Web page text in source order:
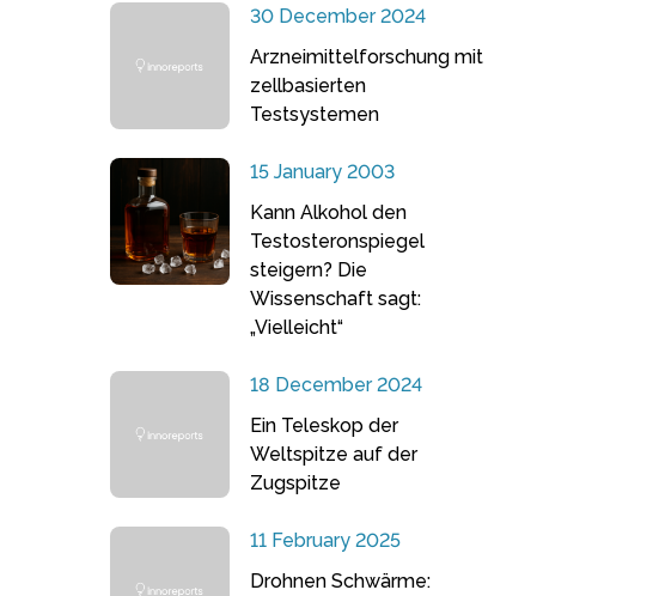
30 December 2024
Arzneimittelforschung mit
zellbasierten
Testsystemen
15 January 2003
Kann Alkohol den
Testosteronspiegel
steigern? Die
Wissenschaft sagt:
„Vielleicht“
18 December 2024
Ein Teleskop der
Weltspitze auf der
Zugspitze
11 February 2025
Drohnen Schwärme: